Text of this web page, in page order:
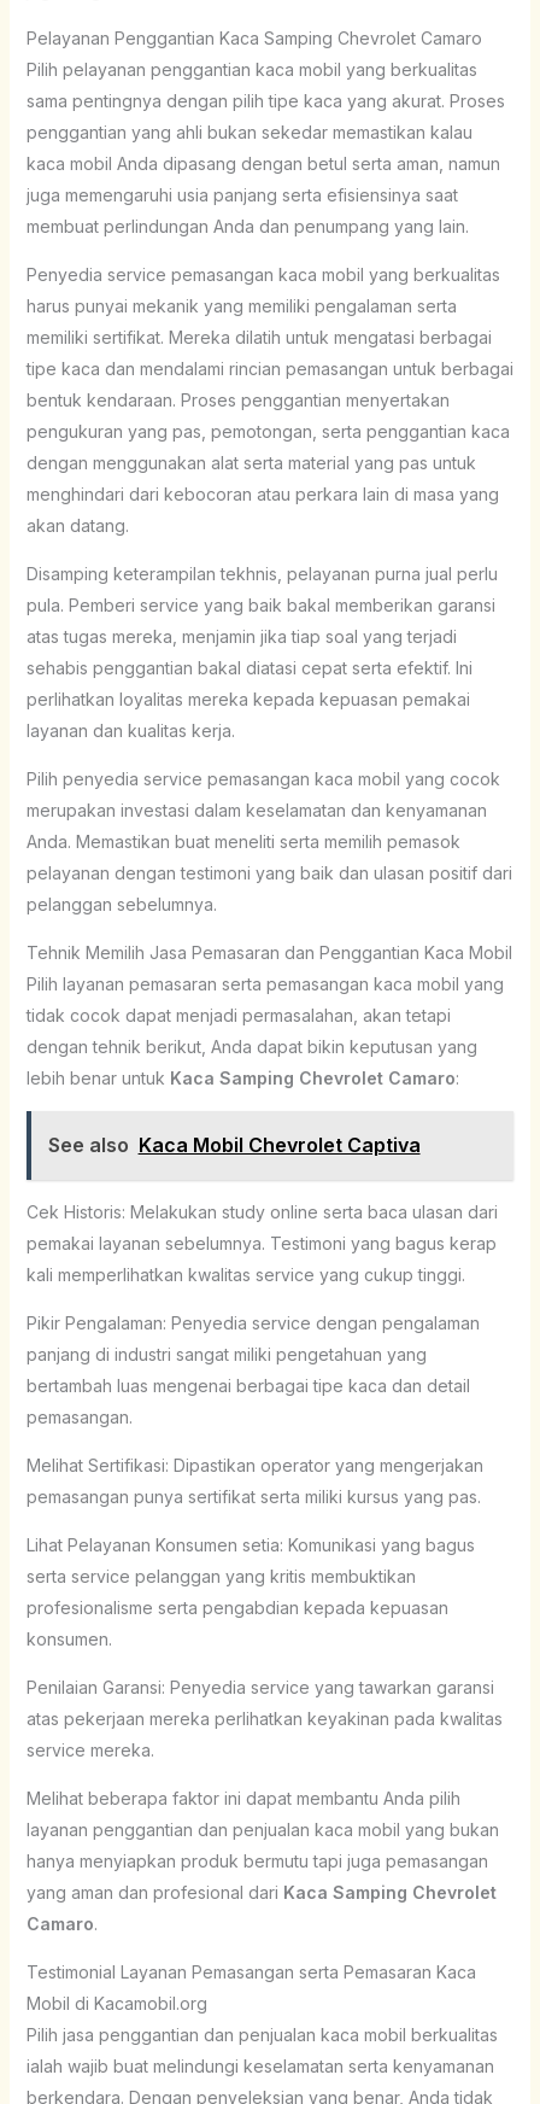
Pelayanan Penggantian Kaca Samping Chevrolet Camaro
Pilih pelayanan penggantian kaca mobil yang berkualitas
sama pentingnya dengan pilih tipe kaca yang akurat. Proses
penggantian yang ahli bukan sekedar memastikan kalau
kaca mobil Anda dipasang dengan betul serta aman, namun
juga memengaruhi usia panjang serta efisiensinya saat
membuat perlindungan Anda dan penumpang yang lain.
Penyedia service pemasangan kaca mobil yang berkualitas
harus punyai mekanik yang memiliki pengalaman serta
memiliki sertifikat. Mereka dilatih untuk mengatasi berbagai
tipe kaca dan mendalami rincian pemasangan untuk berbagai
bentuk kendaraan. Proses penggantian menyertakan
pengukuran yang pas, pemotongan, serta penggantian kaca
dengan menggunakan alat serta material yang pas untuk
menghindari dari kebocoran atau perkara lain di masa yang
akan datang.
Disamping keterampilan tekhnis, pelayanan purna jual perlu
pula. Pemberi service yang baik bakal memberikan garansi
atas tugas mereka, menjamin jika tiap soal yang terjadi
sehabis penggantian bakal diatasi cepat serta efektif. Ini
perlihatkan loyalitas mereka kepada kepuasan pemakai
layanan dan kualitas kerja.
Pilih penyedia service pemasangan kaca mobil yang cocok
merupakan investasi dalam keselamatan dan kenyamanan
Anda. Memastikan buat meneliti serta memilih pemasok
pelayanan dengan testimoni yang baik dan ulasan positif dari
pelanggan sebelumnya.
Tehnik Memilih Jasa Pemasaran dan Penggantian Kaca Mobil
Pilih layanan pemasaran serta pemasangan kaca mobil yang
tidak cocok dapat menjadi permasalahan, akan tetapi
dengan tehnik berikut, Anda dapat bikin keputusan yang
lebih benar untuk Kaca Samping Chevrolet Camaro:
See also Kaca Mobil Chevrolet Captiva
Cek Historis: Melakukan study online serta baca ulasan dari
pemakai layanan sebelumnya. Testimoni yang bagus kerap
kali memperlihatkan kwalitas service yang cukup tinggi.
Pikir Pengalaman: Penyedia service dengan pengalaman
panjang di industri sangat miliki pengetahuan yang
bertambah luas mengenai berbagai tipe kaca dan detail
pemasangan.
Melihat Sertifikasi: Dipastikan operator yang mengerjakan
pemasangan punya sertifikat serta miliki kursus yang pas.
Lihat Pelayanan Konsumen setia: Komunikasi yang bagus
serta service pelanggan yang kritis membuktikan
profesionalisme serta pengabdian kepada kepuasan
konsumen.
Penilaian Garansi: Penyedia service yang tawarkan garansi
atas pekerjaan mereka perlihatkan keyakinan pada kwalitas
service mereka.
Melihat beberapa faktor ini dapat membantu Anda pilih
layanan penggantian dan penjualan kaca mobil yang bukan
hanya menyiapkan produk bermutu tapi juga pemasangan
yang aman dan profesional dari Kaca Samping Chevrolet
Camaro.
Testimonial Layanan Pemasangan serta Pemasaran Kaca
Mobil di Kacamobil.org
Pilih jasa penggantian dan penjualan kaca mobil berkualitas
ialah wajib buat melindungi keselamatan serta kenyamanan
berkendara. Dengan penyeleksian yang benar, Anda tidak